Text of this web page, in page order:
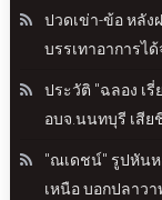
ปวดเข่า-ข้อ หลัง
บรรเทาอาการได้
ประวัติ "ฉลอง เ
อบจ.นนทบุรี เสีย
"ณเดชน์" รูปหัน
เหนือ บอกปลาว